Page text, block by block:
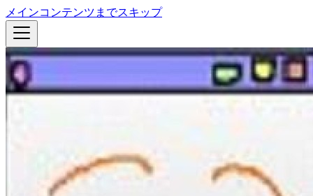
メインコンテンツまでスキップ